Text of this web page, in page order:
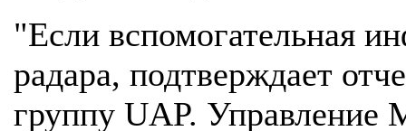
"Если вспомогательная
радара, подтверждает
группу UAP. Управление